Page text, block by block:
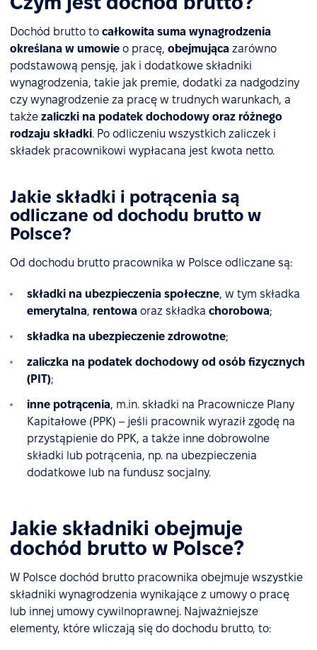
Dochód brutto to całkowita suma wynagrodzenia
określana w umowie o pracę, obejmująca zarówno
podstawową pensję, jak i dodatkowe składniki
wynagrodzenia, takie jak premie, dodatki za nadgodziny
czy wynagrodzenie za pracę w trudnych warunkach, a
także zaliczki na podatek dochodowy oraz różnego
rodzaju składki. Po odliczeniu wszystkich zaliczek i
składek pracownikowi wypłacana jest kwota netto.
Jakie składki i potrącenia są
odliczane od dochodu brutto w
Polsce?
Od dochodu brutto pracownika w Polsce odliczane są:
składki na ubezpieczenia społeczne, w tym składka
emerytalna, rentowa oraz składka chorobowa;
składka na ubezpieczenie zdrowotne;
zaliczka na podatek dochodowy od osób fizycznych
(PIT);
inne potrącenia, m.in. składki na Pracownicze Plany
Kapitałowe (PPK) – jeśli pracownik wyraził zgodę na
przystąpienie do PPK, a także inne dobrowolne
składki lub potrącenia, np. na ubezpieczenia
dodatkowe lub na fundusz socjalny.
Jakie składniki obejmuje
dochód brutto w Polsce?
W Polsce dochód brutto pracownika obejmuje wszystkie
składniki wynagrodzenia wynikające z umowy o pracę
lub innej umowy cywilnoprawnej. Najważniejsze
elementy, które wliczają się do dochodu brutto, to: